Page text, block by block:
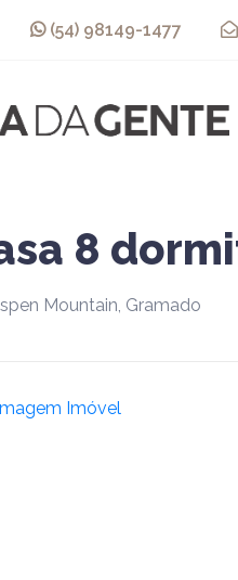
(54) 98149-1477
8
Mountain, Gramado